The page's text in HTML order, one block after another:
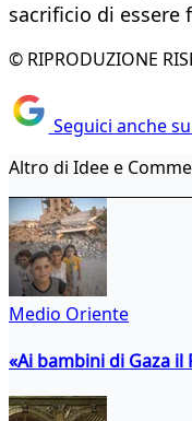
sacrificio di essere
© RIPRODUZIONE
Seguici anche
Altro di Idee e
Medio Oriente
«Ai bambini di Gaza